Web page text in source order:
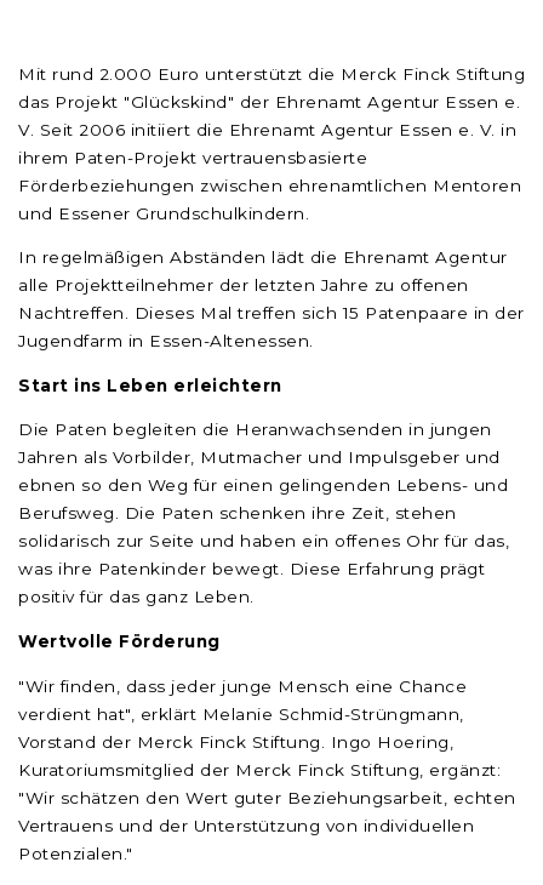
Mit rund 2.000 Euro unterstützt die Merck Finck Stiftung
das Projekt "Glückskind" der Ehrenamt Agentur Essen e.
V. Seit 2006 initiiert die Ehrenamt Agentur Essen e. V. in
ihrem Paten-Projekt vertrauensbasierte
Förderbeziehungen zwischen ehrenamtlichen Mentoren
und Essener Grundschulkindern.
In regelmäßigen Abständen lädt die Ehrenamt Agentur
alle Projektteilnehmer der letzten Jahre zu offenen
Nachtreffen. Dieses Mal treffen sich 15 Patenpaare in der
Jugendfarm in Essen-Altenessen.
Start ins Leben erleichtern
Die Paten begleiten die Heranwachsenden in jungen
Jahren als Vorbilder, Mutmacher und Impulsgeber und
ebnen so den Weg für einen gelingenden Lebens- und
Berufsweg. Die Paten schenken ihre Zeit, stehen
solidarisch zur Seite und haben ein offenes Ohr für das,
was ihre Patenkinder bewegt. Diese Erfahrung prägt
positiv für das ganz Leben.
Wertvolle Förderung
"Wir finden, dass jeder junge Mensch eine Chance
verdient hat", erklärt Melanie Schmid-Strüngmann,
Vorstand der Merck Finck Stiftung. Ingo Hoering,
Kuratoriumsmitglied der Merck Finck Stiftung, ergänzt:
"Wir schätzen den Wert guter Beziehungsarbeit, echten
Vertrauens und der Unterstützung von individuellen
Potenzialen."